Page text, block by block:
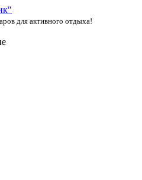
для активного отдыха!